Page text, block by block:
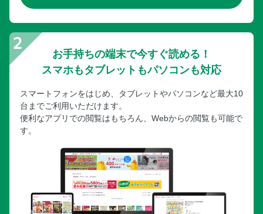
お手持ちの端末で今すぐ読める！
スマホもタブレットもパソコンも対応
スマートフォンをはじめ、タブレットやパソコンなど最大10
台までご利用いただけます。
便利なアプリでの閲覧はもちろん、Webからの閲覧も可能で
す。